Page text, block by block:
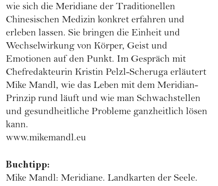
wie sich die Meridiane der Traditionellen
Chinesischen Medizin konkret erfahren und
erleben lassen. Sie bringen die Einheit und
Wechselwirkung von Körper, Geist und
Emotionen auf den Punkt. Im Gespräch mit
Chefredakteurin Kristin Pelzl-Scheruga erläutert
Mike Mandl, wie das Leben mit dem Meridian-
Prinzip rund läuft und wie man Schwachstellen
und gesundheitliche Probleme ganzheitlich lösen
kann.
www.mikemandl.eu
Buchtipp:
Mike Mandl: Meridiane. Landkarten der Seele.